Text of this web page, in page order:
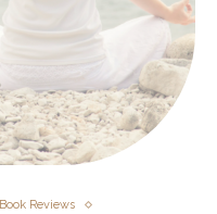
Book Reviews